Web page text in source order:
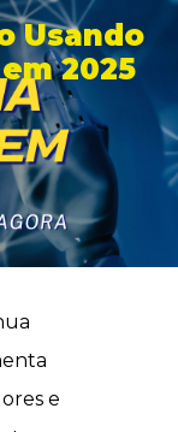
Usando
2025
e